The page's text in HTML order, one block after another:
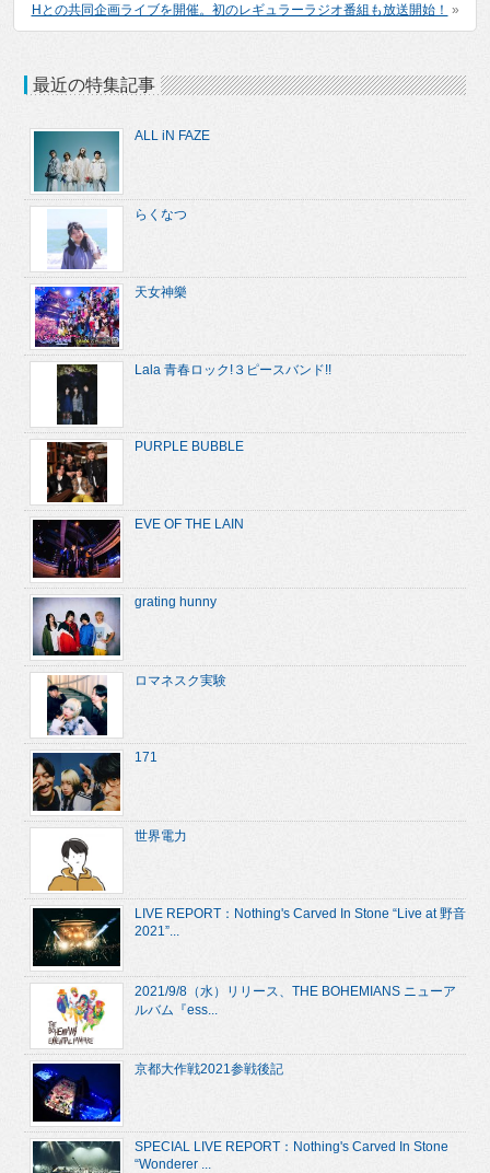
Hとの共同企画ライブを開催。初のレギュラーラジオ番組も放送開始！ »
最近の特集記事
ALL iN FAZE
らくなつ
天女神樂
Lala 青春ロック!３ピースバンド!!
PURPLE BUBBLE
EVE OF THE LAIN
grating hunny
ロマネスク実験
171
世界電力
LIVE REPORT：Nothing's Carved In Stone “Live at 野音
2021”...
2021/9/8（水）リリース、THE BOHEMIANS ニューア
ルバム『ess...
京都大作戦2021参戦後記
SPECIAL LIVE REPORT：Nothing's Carved In Stone
“Wonderer ...